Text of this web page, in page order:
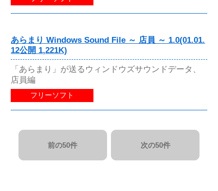
あらまり Windows Sound File ～ 店員 ～ 1.0(01.01.
12公開 1,221K)
「あらまり」が送るウィンドウズサウンドデータ、
店員編
フリーソフト
前の50件 次の50件